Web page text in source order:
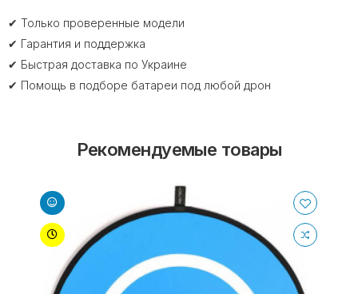
✔ Только проверенные модели
✔ Гарантия и поддержка
✔ Быстрая доставка по Украине
✔ Помощь в подборе батареи под любой дрон
Рекомендуемые товары